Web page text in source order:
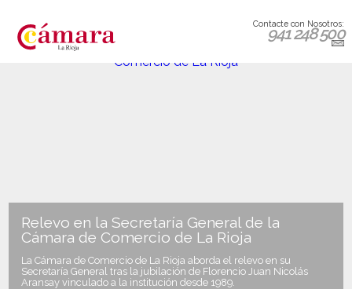
Contacte con Nosotros:
941 248 500
Relevo en la Secretaría General de la
Cámara de Comercio de La Rioja
La Cámara de Comercio de La Rioja aborda el relevo en su
Secretaría General tras la jubilación de Florencio Juan Nicolás
Aransay vinculado a la institución desde 1989.